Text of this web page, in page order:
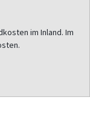
im Inland. Im